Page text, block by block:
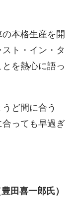
本格生産を開
ト・イン・タ
を熱心に語っ
ど間に合う
合っても早過ぎ
田喜一郎氏）